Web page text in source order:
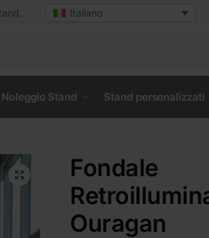
Italiano
Noleggio Stand Stand personalizzati
Fondale
Ouragan